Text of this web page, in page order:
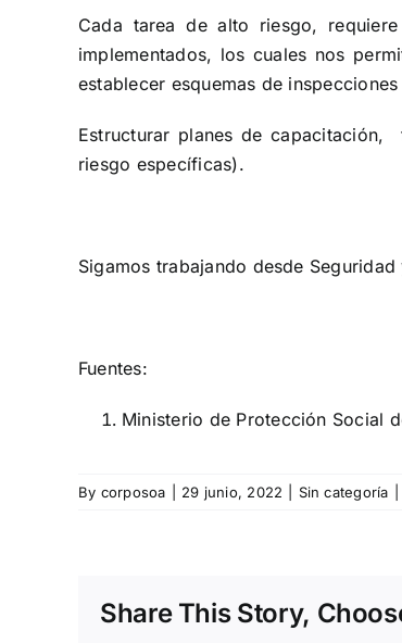
Cada tarea de alto riesgo,
implementados, los cuales nos
establecer esquemas de
Estructurar planes de
riesgo específicas).
Sigamos trabajando desde
Fuentes:
Ministerio de Protección Social
By corposoa 29 junio, 2022 Sin categoría
Share This Story,